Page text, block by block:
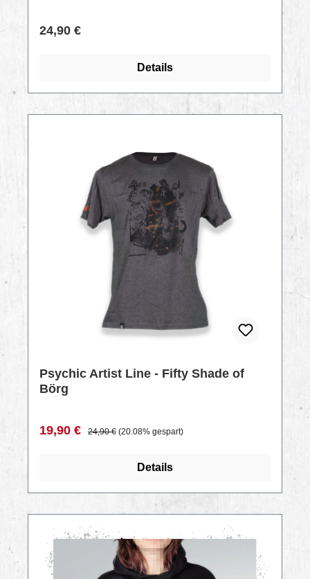
Regulärer Preis:
24,90 €
Details
Psychic Artist Line - Fifty Shade of
Börg
Verkaufspreis:
19,90 € Regulärer Preis:
24,90 € (20.08% gespart)
Details